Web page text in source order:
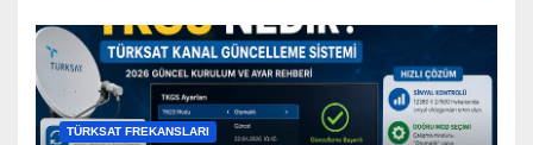
TÜRKSAT FREKANSLARI